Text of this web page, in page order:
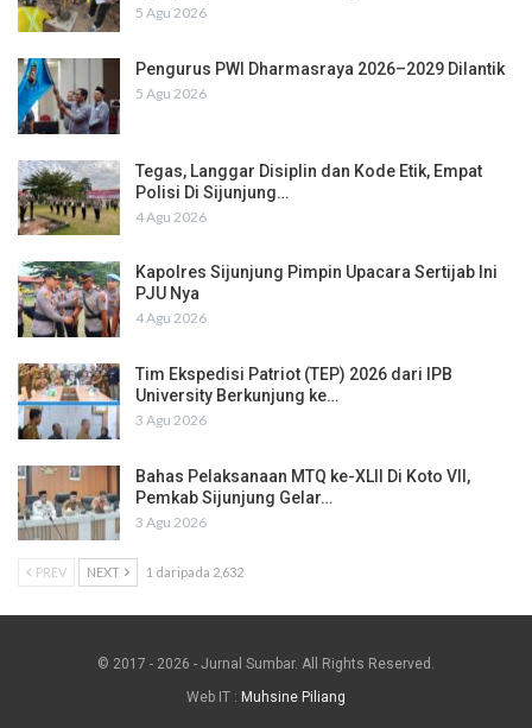
5 Agu 2026
Pengurus PWI Dharmasraya 2026–2029 Dilantik
5 Agu 2026
Tegas, Langgar Disiplin dan Kode Etik, Empat
Polisi Di Sijunjung…
4 Agu 2026
Kapolres Sijunjung Pimpin Upacara Sertijab Ini
PJU Nya
4 Agu 2026
Tim Ekspedisi Patriot (TEP) 2026 dari IPB
University Berkunjung ke…
3 Agu 2026
Bahas Pelaksanaan MTQ ke-XLII Di Koto VII,
Pemkab Sijunjung Gelar…
3 Agu 2026
PREV NEXT 1 daripada 2,632
© 2017 - 2026 - Jurnal Sumbar. All Rights Reserved.
Web IT : Muhsine Piliang